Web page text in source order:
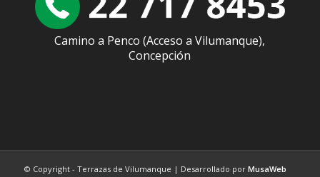
Camino a Penco (Acceso a Vilumanque),
Concepción
© Copyright - Terrazas de Vilumanque | Desarrollado por MusaWeb